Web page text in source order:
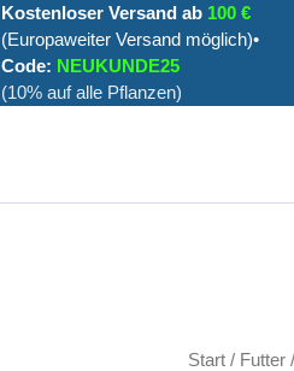
Kostenloser Versand ab 100 €
(Europaweiter Versand möglich)•
Code: NEUKUNDE25
(10% auf alle Pflanzen)
Start / Futter /
Vitality